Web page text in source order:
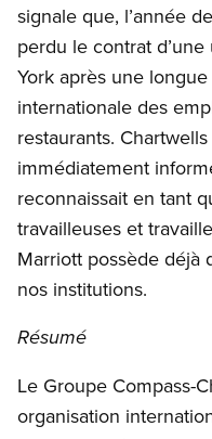
signale que, l’année
perdu le contrat
York après une longue
internationale des
restaurants.
immédiatement
reconnaissait en tant
travailleuses et
Marriott possède déjà
nos institutions.
Résumé
Le Groupe Compass-
organisation